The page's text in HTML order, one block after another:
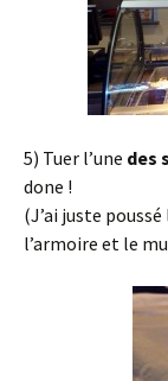
5) Tuer l’une des
done !
(J’ai juste
l’armoire et le